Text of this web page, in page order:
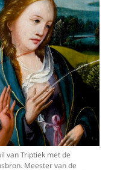
van Triptiek met de
Meester van de